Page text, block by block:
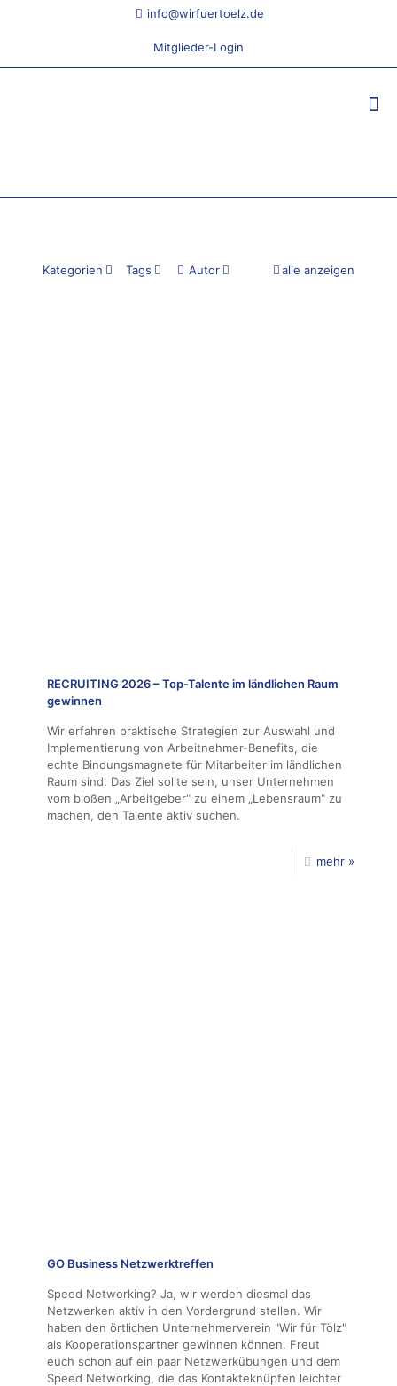
info@wirfuertoelz.de
Mitglieder-Login
Kategorien Tags Autor alle anzeigen
RECRUITING 2026 – Top-Talente im ländlichen Raum
gewinnen
Wir erfahren praktische Strategien zur Auswahl und
Implementierung von Arbeitnehmer-Benefits, die
echte Bindungsmagnete für Mitarbeiter im ländlichen
Raum sind. Das Ziel sollte sein, unser Unternehmen
vom bloßen „Arbeitgeber" zu einem „Lebensraum" zu
machen, den Talente aktiv suchen.
mehr »
GO Business Netzwerktreffen
Speed Networking? Ja, wir werden diesmal das
Netzwerken aktiv in den Vordergrund stellen. Wir
haben den örtlichen Unternehmerverein "Wir für Tölz"
als Kooperationspartner gewinnen können. Freut
euch schon auf ein paar Netzwerkübungen und dem
Speed Networking, die das Kontakteknüpfen leichter